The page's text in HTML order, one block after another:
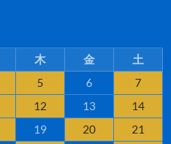
木 金
土
5 6
7
12 13
14
19 20
21